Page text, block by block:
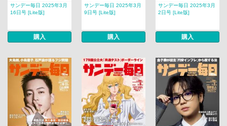
サンデー毎日 2025年3月
16日号 [Lite版]
購入
サンデー毎日 2025年3月
9日号 [Lite版]
購入
サンデー毎日 2025年3月
2日号 [Lite版]
購入